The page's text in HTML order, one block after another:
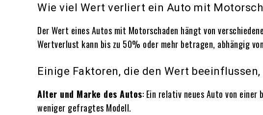
Wie viel Wert verliert ein Auto mit
Der Wert eines Autos mit Motorschaden hängt von
Wertverlust kann bis zu 50% oder mehr betragen, abhängig
Einige Faktoren, die den Wert beeinflussen,
Alter und Marke des Autos: Ein relativ neues Auto von
weniger gefragtes Modell.